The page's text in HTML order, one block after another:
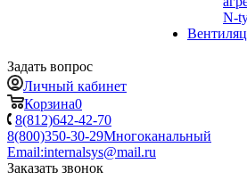
N-
Задать вопрос
Личный кабинет
Корзина0
8(812)642-42-70
8(800)350-30-29Многоканальный
Email:internalsys@mail.ru
Заказать звонок